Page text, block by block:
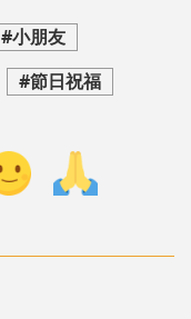
#小朋友
#節日祝福